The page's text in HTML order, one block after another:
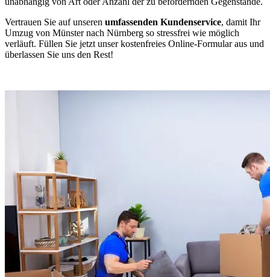
Vertrauen Sie auf unseren umfassenden Kundenservice, damit Ihr
Umzug von Münster nach Nürnberg so stressfrei wie möglich
verläuft. Füllen Sie jetzt unser kostenfreies Online-Formular aus und
überlassen Sie uns den Rest!